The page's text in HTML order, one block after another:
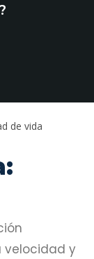
velocidad y